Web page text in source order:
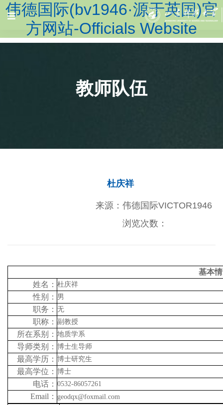
伟德国际(bv1946·源于英国)官
方网站-Officials Website
教师队伍
杜庆祥
来源：伟德国际VICTOR1946
浏览次数：
基本
姓名： 杜庆祥
性别： 男
职务： 无
职称： 副教授
所在系别： 地质学系
导师类别： 博士生导师
最高学历： 博士研究生
最高学位： 博士
电话： 0532-86057261
Email ： geodqx@foxmail.com